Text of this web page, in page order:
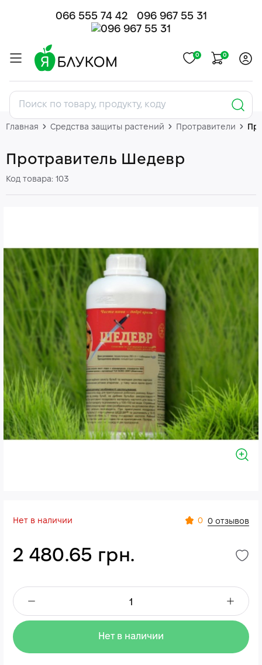
066 555 74 42 096 967 55 31
0 0
Главная Средства защиты растений Протравители
Протравитель Шедевр
Код товара: 103
Нет в наличии 0 0 отзывов
2 480.65 грн.
Нет в наличии